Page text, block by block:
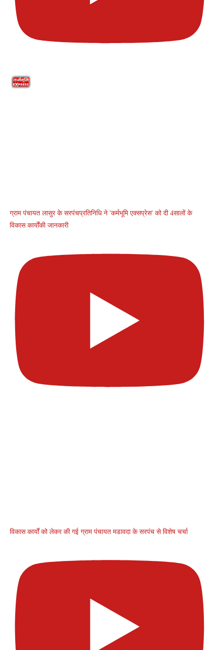
ग्राम पंचायत लासुर के सरपंचप्रतिनिधि ने 'कर्मभूमि एक्सप्रेस' को दी 4सालों के
विकास कार्योंकी जानकारी
विकास कार्यों को लेकर की गई ग्राम पंचायत मडावदा के सरपंच से विशेष चर्चा